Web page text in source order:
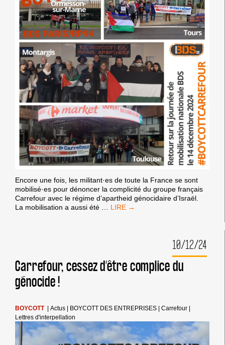
PAR
ISRAËL
CONTRE
PALESTINIEN·NES.
Encore une fois, les militant·es de toute la France se sont
mobilisé·es pour dénoncer la complicité du groupe français
Carrefour avec le régime d’apartheid génocidaire d’Israël.
La mobilisation a aussi été
JOURNÉE
#BOYCOTTCARREFOUR
10/12/24
Carrefour, cessez d’être complice du
génocide !
BOYCOTT |Actus BOYCOTT DES ENTREPRISES |Carrefour
Lettres d'interpellation